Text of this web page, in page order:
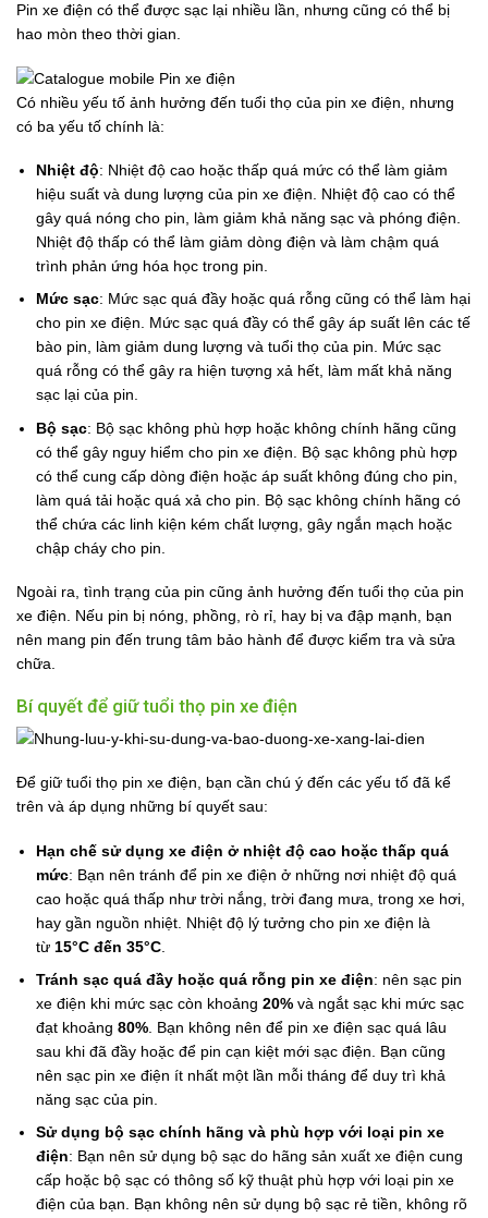
Pin xe điện có thể được sạc lại nhiều lần, nhưng cũng có thể bị
hao mòn theo thời gian.
Có nhiều yếu tố ảnh hưởng đến tuổi thọ của pin xe điện, nhưng
có ba yếu tố chính là:
Nhiệt độ: Nhiệt độ cao hoặc thấp quá mức có thể làm giảm
hiệu suất và dung lượng của pin xe điện. Nhiệt độ cao có thể
gây quá nóng cho pin, làm giảm khả năng sạc và phóng điện.
Nhiệt độ thấp có thể làm giảm dòng điện và làm chậm quá
trình phản ứng hóa học trong pin.
Mức sạc: Mức sạc quá đầy hoặc quá rỗng cũng có thể làm hại
cho pin xe điện. Mức sạc quá đầy có thể gây áp suất lên các tế
bào pin, làm giảm dung lượng và tuổi thọ của pin. Mức sạc
quá rỗng có thể gây ra hiện tượng xả hết, làm mất khả năng
sạc lại của pin.
Bộ sạc: Bộ sạc không phù hợp hoặc không chính hãng cũng
có thể gây nguy hiểm cho pin xe điện. Bộ sạc không phù hợp
có thể cung cấp dòng điện hoặc áp suất không đúng cho pin,
làm quá tải hoặc quá xả cho pin. Bộ sạc không chính hãng có
thể chứa các linh kiện kém chất lượng, gây ngắn mạch hoặc
chập cháy cho pin.
Ngoài ra, tình trạng của pin cũng ảnh hưởng đến tuổi thọ của pin
xe điện. Nếu pin bị nóng, phồng, rò rỉ, hay bị va đập mạnh, bạn
nên mang pin đến trung tâm bảo hành để được kiểm tra và sửa
chữa.
Bí quyết để giữ tuổi thọ pin xe điện
Để giữ tuổi thọ pin xe điện, bạn cần chú ý đến các yếu tố đã kể
trên và áp dụng những bí quyết sau:
Hạn chế sử dụng xe điện ở nhiệt độ cao hoặc thấp quá
mức: Bạn nên tránh để pin xe điện ở những nơi nhiệt độ quá
cao hoặc quá thấp như trời nắng, trời đang mưa, trong xe hơi,
hay gần nguồn nhiệt. Nhiệt độ lý tưởng cho pin xe điện là
từ 15°C đến 35°C
Tránh sạc quá đầy hoặc quá rỗng pin xe điện: nên sạc pin
xe điện khi mức sạc còn khoảng20% và ngắt sạc khi mức sạc
đạt khoảng80% . Bạn không nên để pin xe điện sạc quá lâu
sau khi đã đầy hoặc để pin cạn kiệt mới sạc điện. Bạn cũng
nên sạc pin xe điện ít nhất một lần mỗi tháng để duy trì khả
năng sạc của pin.
Sử dụng bộ sạc chính hãng và phù hợp với loại pin xe
điện: Bạn nên sử dụng bộ sạc do hãng sản xuất xe điện cung
cấp hoặc bộ sạc có thông số kỹ thuật phù hợp với loại pin xe
điện của bạn. Bạn không nên sử dụng bộ sạc rẻ tiền, không rõ